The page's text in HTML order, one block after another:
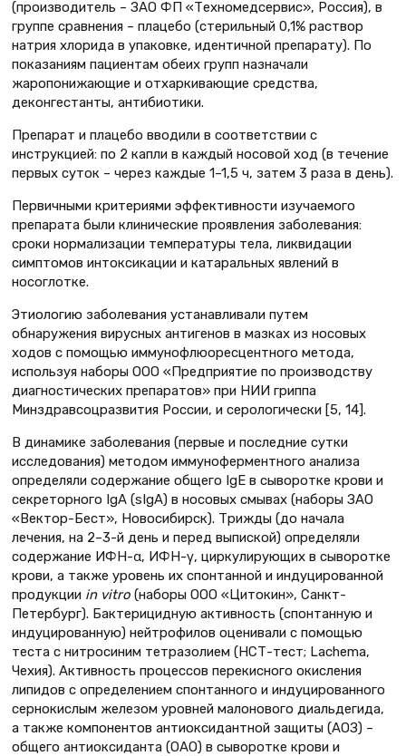
(производитель – ЗАО ФП «Техномедсервис», Россия), в
группе сравнения – плацебо (стерильный 0,1% раствор
натрия хлорида в упаковке, идентичной препарату). По
показаниям пациентам обеих групп назначали
жаропонижающие и отхаркивающие средства,
деконгестанты, антибиотики.
Препарат и плацебо вводили в соответствии с
инструкцией: по 2 капли в каждый носовой ход (в течение
первых суток – через каждые 1–1,5 ч, затем 3 раза в день).
Первичными критериями эффективности изучаемого
препарата были клинические проявления заболевания:
сроки нормализации температуры тела, ликвидации
симптомов интоксикации и катаральных явлений в
носоглотке.
Этиологию заболевания устанавливали путем
обнаружения вирусных антигенов в мазках из носовых
ходов с помощью иммунофлюоресцентного метода,
используя наборы ООО «Предприятие по производству
диагностических препаратов» при НИИ гриппа
Минздравсоцразвития России, и серологически [5, 14].
В динамике заболевания (первые и последние сутки
исследования) методом иммуноферментного анализа
определяли содержание общего IgE в сыворотке крови и
секреторного IgА (sIgA) в носовых смывах (наборы ЗАО
«Вектор-Бест», Новосибирск). Трижды (до начала
лечения, на 2–3-й день и перед выпиской) определяли
содержание ИФН-α, ИФН-γ, циркулирующих в сыворотке
крови, а также уровень их спонтанной и индуцированной
продукции in vitro (наборы ООО «Цитокин», Санкт-
Петербург). Бактерицидную активность (спонтанную и
индуцированную) нейтрофилов оценивали с помощью
теста с нитросиним тетразолием (НСТ-тест; Lachema,
Чехия). Активность процессов перекисного окисления
липидов с определением спонтанного и индуцированного
сернокислым железом уровней малонового диальдегида,
а также компонентов антиоксидантной защиты (АОЗ) –
общего антиоксиданта (ОАО) в сыворотке крови и